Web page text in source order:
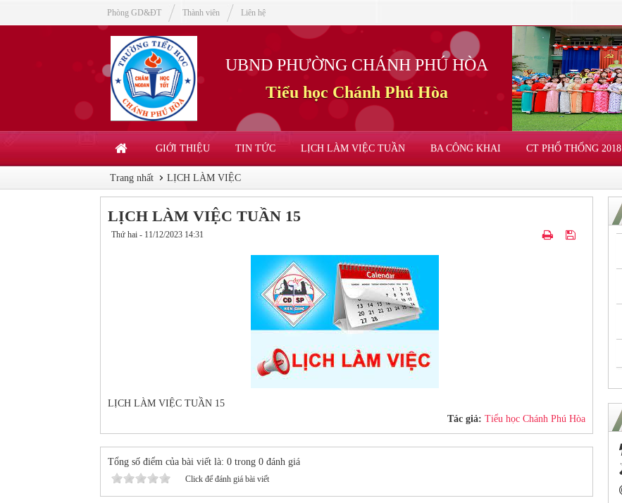
UBND PHƯỜNG CHÁNH PHÚ HÒA
Tiểu học Chánh Phú Hòa
GIỚI THIỆU TIN TỨC LỊCH LÀM VIỆC TUẦN BA CÔNG KHAI CT PHỔ THỐNG 2018
Phòng GD&ĐT Thành viên Liên hệ
Trang nhất LỊCH LÀM VIỆC
LỊCH LÀM VIỆC TUẦN 15
Thứ hai - 11/12/2023 14:31
LỊCH LÀM VIỆC TUẦN 15
Tác giả: Tiểu học Chánh Phú Hòa
Tổng số điểm của bài viết là: 0 trong 0 đánh giá
Click để đánh giá bài viết